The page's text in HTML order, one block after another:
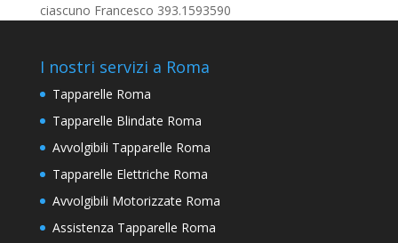
ciascuno Francesco 393.1593590
I nostri servizi a Roma
Tapparelle Roma
Tapparelle Blindate Roma
Avvolgibili Tapparelle Roma
Tapparelle Elettriche Roma
Avvolgibili Motorizzate Roma
Assistenza Tapparelle Roma